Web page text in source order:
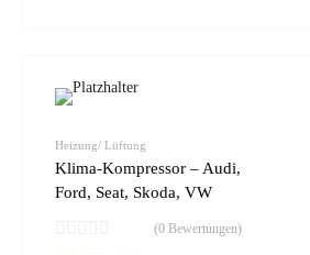
Heizung/ Lüftung
Klima-Kompressor – Audi,
Ford, Seat, Skoda, VW
(0 Bewertungen)